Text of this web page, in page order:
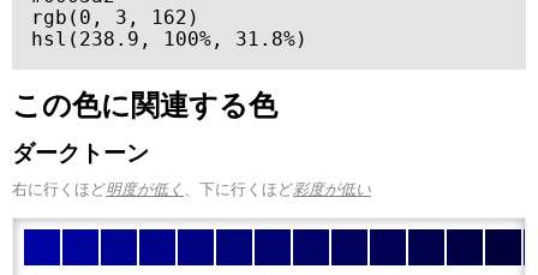
rgb(0, 3, 162)
hsl(238.9, 100%, 31.8%)
この色に関連する色
ダークトーン
右に行くほど明度が低く 、下に行くほど彩度が低い